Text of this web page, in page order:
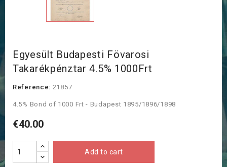
Egyesült Budapesti Fövarosi
Takarékpénztar 4.5% 1000Frt
Reference: 21857
4.5% Bond of 1000 Frt - Budapest 1895/1896/1898
€40.00
Add to cart